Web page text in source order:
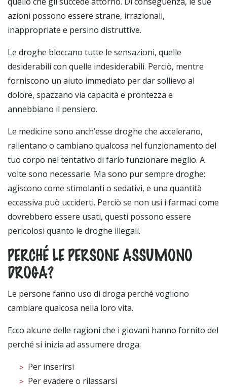
azioni possono essere strane, irrazionali,
inappropriate e persino distruttive.
Le droghe bloccano tutte le sensazioni, quelle
desiderabili con quelle indesiderabili. Perciò, mentre
forniscono un aiuto immediato per dar sollievo al
dolore, spazzano via capacità e prontezza e
annebbiano il pensiero.
Le medicine sono anch’esse droghe che accelerano,
rallentano o cambiano qualcosa nel funzionamento del
tuo corpo nel tentativo di farlo funzionare meglio. A
volte sono necessarie. Ma sono pur sempre droghe:
agiscono come stimolanti o sedativi, e una quantità
eccessiva può ucciderti. Perciò se non usi i farmaci come
dovrebbero essere usati, questi possono essere
pericolosi quanto le droghe illegali.
PERCHÉ LE PERSONE ASSUMONO
DROGA?
Le persone fanno uso di droga perché vogliono
cambiare qualcosa nella loro vita.
Ecco alcune delle ragioni che i giovani hanno fornito del
perché si inizia ad assumere droga:
Per inserirsi
Per evadere o rilassarsi